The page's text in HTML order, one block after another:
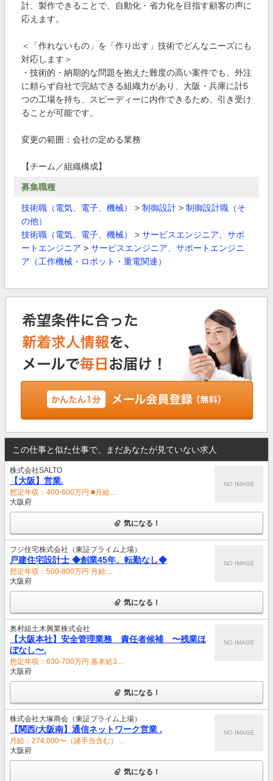
計、製作できることで、自動化・省力化を目指す顧客の声に
応えます。
＜「作れないもの」を「作り出す」技術でどんなニーズにも
対応します＞
・技術的・納期的な問題を抱えた難度の高い案件でも、外注
に頼らず自社で完結できる組織力があり、大阪・兵庫に計5
つの工場を持ち、スピーディーに内作できるため、引き受け
ることが可能です。
変更の範囲：会社の定める業務
【チーム／組織構成】
募集職種
技術職（電気、電子、機械） > 制御設計 > 制御設計職（そ
の他）
技術職（電気、電子、機械）
> サービスエンジニア、サポ
ートエンジニア > サービスエンジニア、サポートエンジニ
ア（工作機械・ロボット・重電関連）
この仕事と似た仕事で、まだあなたが見ていない求人
株式会社SALTO
【大阪】営業.
想定年収：400-600万円 ■月給...
大阪府
NO IMAGE
気になる！
フジ住宅株式会社（東証プライム上場）
戸建住宅設計士 ◆創業45年、転勤なし◆
想定年収：500-800万円 月給:...
大阪府
NO IMAGE
気になる！
奥村組土木興業株式会社
【大阪本社】安全管理業務 責任者候補 〜残業ほ
ぼなし〜.
想定年収：630-700万円 基本給3...
大阪府
NO IMAGE
気になる！
株式会社大塚商会（東証プライム上場）
【関西/大阪南】通信ネットワーク営業 .
月給：274,000〜（諸手当含む） ...
大阪府
NO IMAGE
気になる！